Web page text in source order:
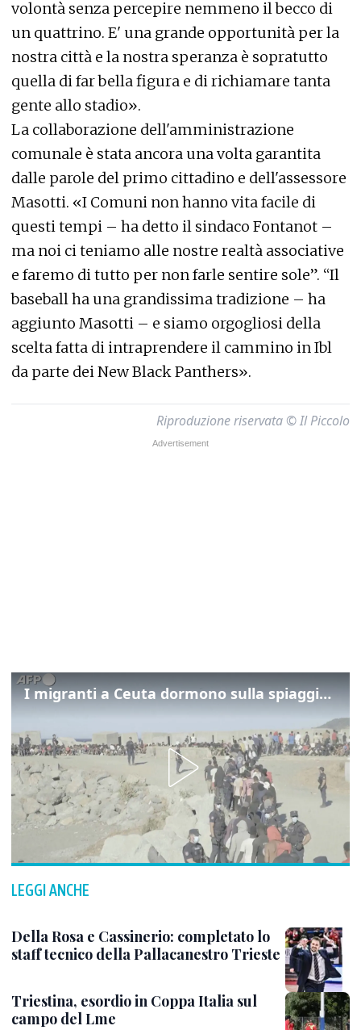
volontà senza percepire nemmeno il becco di
un quattrino. E' una grande opportunità per la
nostra città e la nostra speranza è sopratutto
quella di far bella figura e di richiamare tanta
gente allo stadio».
La collaborazione dell'amministrazione
comunale è stata ancora una volta garantita
dalle parole del primo cittadino e dell'assessore
Masotti. «I Comuni non hanno vita facile di
questi tempi – ha detto il sindaco Fontanot –
ma noi ci teniamo alle nostre realtà associative
e faremo di tutto per non farle sentire sole”. “Il
baseball ha una grandissima tradizione – ha
aggiunto Masotti – e siamo orgogliosi della
scelta fatta di intraprendere il cammino in Ibl
da parte dei New Black Panthers».
Riproduzione riservata © Il Piccolo
I migranti a Ceuta dormono sulla spiaggia: "Vogliamo entrare in Europa"
LEGGI ANCHE
Della Rosa e Cassinerio: completato lo
staff tecnico della Pallacanestro Trieste
Triestina, esordio in Coppa Italia sul
campo del Lme